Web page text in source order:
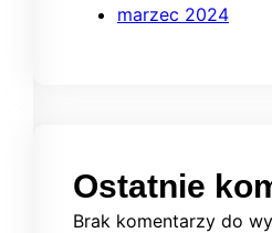
marzec 2024
Ostatnie
Brak komentarzy do